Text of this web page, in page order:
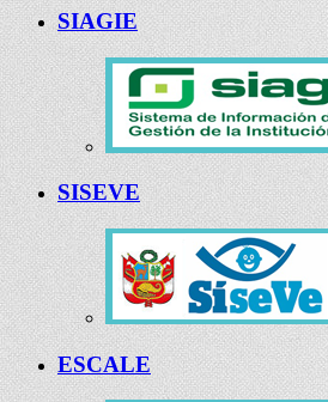
SIAGIE
SISEVE
ESCALE